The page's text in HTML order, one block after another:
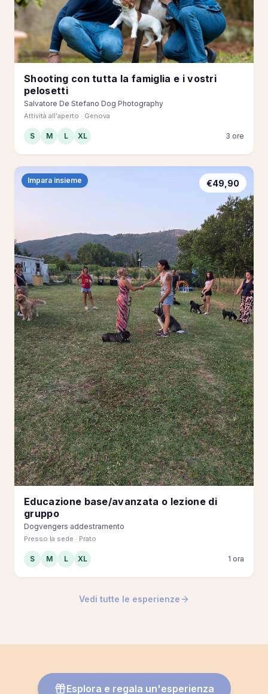
Shooting con tutta la famiglia e i vostri
pelosetti
Salvatore De Stefano Dog Photography
Attività all'aperto · Genova
S M L XL 3 ore
Impara insieme €49,90
Educazione base/avanzata o lezione di
gruppo
Dogvengers addestramento
Presso la sede · Prato
S M L XL 1 ora
Vedi tutte le esperienze
Esplora e regala un'esperienza